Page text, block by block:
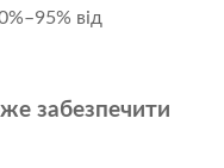
від
забезпечити